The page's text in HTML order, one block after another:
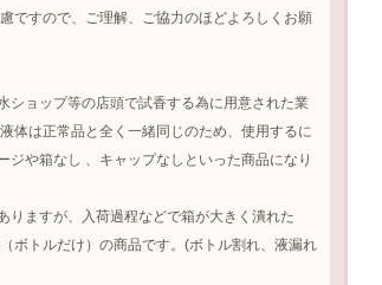
ですので、ご理解、ご協力のほどよろしくお願
ショップ等の店頭で試香する為に用意された業
体は正常品と全く一緒同じのため、使用するに
や箱なし 、キャップなしといった商品になり
りますが、入荷過程などで箱が大きく潰れた
ボトルだけ）の商品です。(ボトル割れ、液漏れ